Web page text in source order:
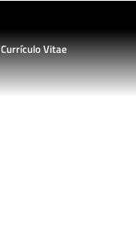
Currículo Vitae